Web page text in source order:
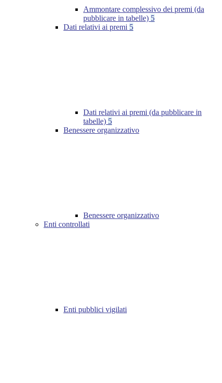
Ammontare complessivo dei premi (da
pubblicare in tabelle) 5
Dati relativi ai premi 5
Dati relativi ai premi (da pubblicare in
tabelle) 5
Benessere organizzativo
Benessere organizzativo
Enti controllati
Enti pubblici vigilati